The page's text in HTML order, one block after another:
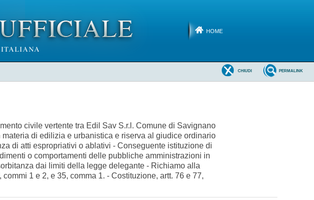
HOME
PERMALINK
CHIUDI
civile vertente tra Edil Sav S.r.l. Comune di Savignano
di edilizia e urbanistica e riserva al giudice ordinario
di atti espropriativi o ablativi - Conseguente istituzione di
o comportamenti delle pubbliche amministrazioni in
dai limiti della legge delegante - Richiamo alla
1 e 2, e 35, comma 1. - Costituzione, artt. 76 e 77,